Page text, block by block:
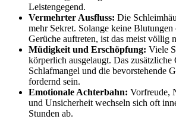
Leistengegend.
Vermehrter Ausfluss: Die
mehr Sekret. Solange keine
Gerüche auftreten, ist das meist völlig
Müdigkeit und Erschöpfung: Viele
körperlich ausgelaugt. Das zusätzliche
Schlafmangel und die bevorstehende
fordernd sein.
Emotionale Achterbahn: Vorfreude,
und Unsicherheit wechseln sich oft
Stunden ab.